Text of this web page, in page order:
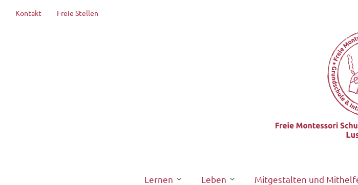
Kontakt
Freie Stellen
Lernen Leben Mitgestalten und